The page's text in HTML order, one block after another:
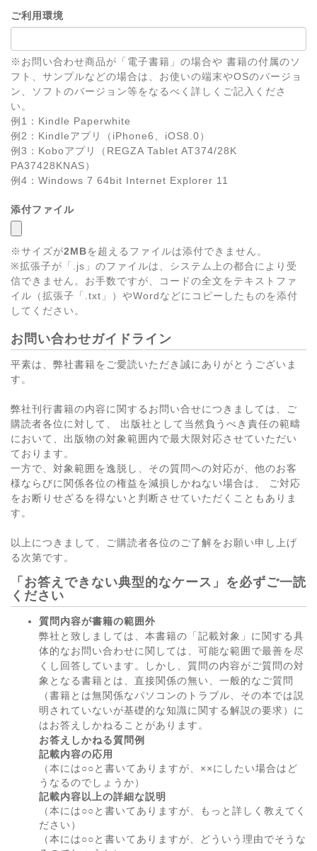
ご利用環境
※お問い合わせ商品が「電子書籍」の場合や 書籍の付属のソ
フト、サンプルなどの場合は、お使いの端末やOSのバージョ
ン、ソフトのバージョン等をなるべく詳しくご記入くださ
い。
例1：Kindle Paperwhite
例2：Kindleアプリ（iPhone6、iOS8.0）
例3：Koboアプリ（REGZA Tablet AT374/28K
PA37428KNAS）
例4：Windows 7 64bit Internet Explorer 11
添付ファイル
※サイズが2MBを超えるファイルは添付できません。
※拡張子が「.js」のファイルは、システム上の都合により受
信できません。お手数ですが、コードの全文をテキストファ
イル（拡張子「.txt」）やWordなどにコピーしたものを添付
してください。
お問い合わせガイドライン
平素は、弊社書籍をご愛読いただき誠にありがとうございま
す。
弊社刊行書籍の内容に関するお問い合せにつきましては、ご
購読者各位に対して、 出版社として当然負うべき責任の範疇
において、出版物の対象範囲内で最大限対応させていただい
ております。
一方で、対象範囲を逸脱し、その質問への対応が、他のお客
様ならびに関係各位の権益を減損しかねない場合は、 ご対応
をお断りせざるを得ないと判断させていただくこともありま
す。
以上につきまして、ご購読者各位のご了解をお願い申し上げ
る次第です。
「お答えできない典型的なケース」を必ずご一読
ください
質問内容が書籍の範囲外
弊社と致しましては、本書籍の「記載対象」に関する具
体的なお問い合わせに関しては、可能な範囲で最善を尽
くし回答しています。しかし、質問の内容がご質問の対
象となる書籍とは、直接関係の無い、一般的なご質問
（書籍とは無関係なパソコンのトラブル、その本では説
明されていないが基礎的な知識に関する解説の要求）に
はお答えしかねることがあります。
お答えしかねる質問例
記載内容の応用
（本には○○と書いてありますが、××にしたい場合はど
うなるのでしょうか）
記載内容以上の詳細な説明
（本には○○と書いてありますが、もっと詳しく教えてく
ださい）
（本には○○と書いてありますが、どういう理由でそうな